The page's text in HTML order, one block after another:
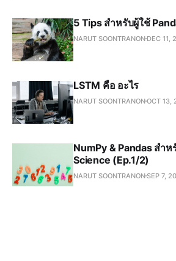
5 Tips สำหรับผู้ใช้
NARUT SOONTRANON DEC 11,
LSTM คือ อะไร
NARUT SOONTRANONOCT 13,
NumPy & Pandas สำห
Science (Ep.1/2)
NARUT SOONTRANONSEP 7,